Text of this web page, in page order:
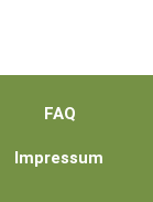
FAQ
Impressum